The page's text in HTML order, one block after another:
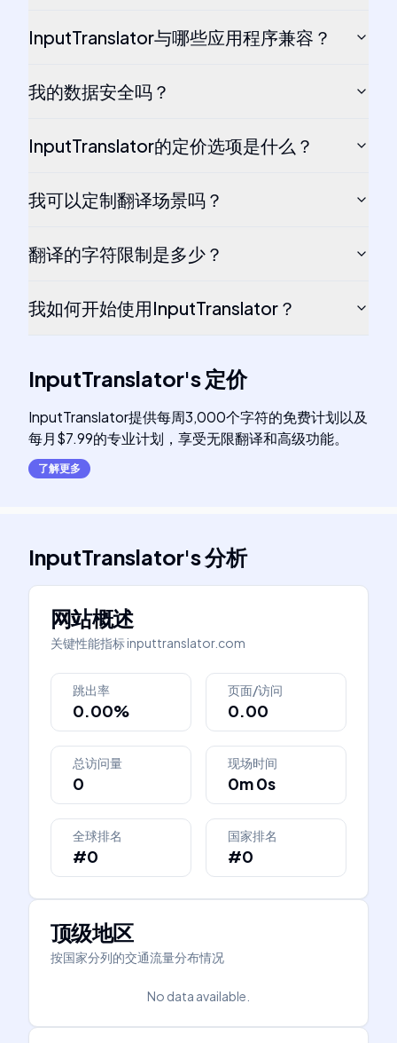
InputTranslator与哪些应用程序兼容？
我的数据安全吗？
InputTranslator的定价选项是什么？
我可以定制翻译场景吗？
翻译的字符限制是多少？
我如何开始使用InputTranslator？
InputTranslator's 定价
InputTranslator提供每周3,000个字符的免费计划以及
每月$7.99的专业计划，享受无限翻译和高级功能。
了解更多
InputTranslator's分析
网站概述
关键性能指标inputtranslator.com
跳出率
0.00%
页面/访问
0.00
总访问量
0
现场时间
0m 0s
全球排名
#0
国家排名
#0
顶级地区
按国家分列的交通流量分布情况
No data available.